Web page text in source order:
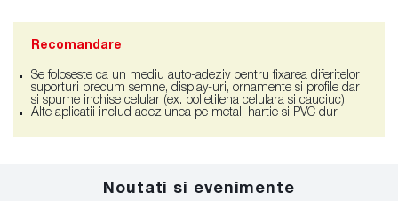
Recomandare
Se foloseste ca un mediu auto-adeziv pentru fixarea diferitelor
suporturi precum semne, display-uri, ornamente si profile dar
si spume inchise celular (ex. polietilena celulara si cauciuc).
Alte aplicatii includ adeziunea pe metal, hartie si PVC dur.
Noutati si evenimente